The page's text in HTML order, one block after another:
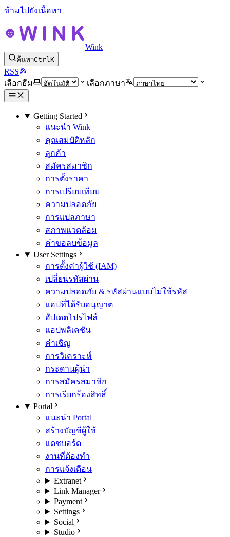
ข้ามไปยังเนื้อหา
Wink
ค้นหาCtrlK
RSS
เลือกธีม
เลือกภาษา
Getting Started
แนะนำ Wink
คุณสมบัติหลัก
ลูกค้า
สมัครสมาชิก
การตั้งราคา
การเปรียบเทียบ
ความปลอดภัย
การแปลภาษา
สภาพแวดล้อม
คำขอลบข้อมูล
User Settings
การตั้งค่าผู้ใช้ (IAM)
เปลี่ยนรหัสผ่าน
ความปลอดภัย & รหัสผ่านแบบไม่ใช้รหัส
แอปที่ได้รับอนุญาต
อัปเดตโปรไฟล์
แอปพลิเคชัน
คำเชิญ
การวิเคราะห์
กระดานผู้นำ
การสมัครสมาชิก
การเรียกร้องสิทธิ์
Portal
แนะนำ Portal
สร้างบัญชีผู้ใช้
แดชบอร์ด
งานที่ต้องทำ
การแจ้งเตือน
Extranet
Link Manager
Payment
Settings
Social
Studio